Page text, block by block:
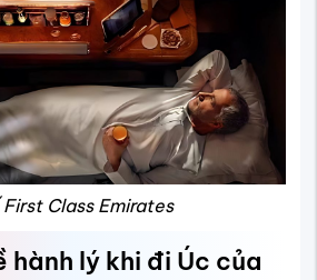
First Class Emirates
hành lý khi đi Úc của